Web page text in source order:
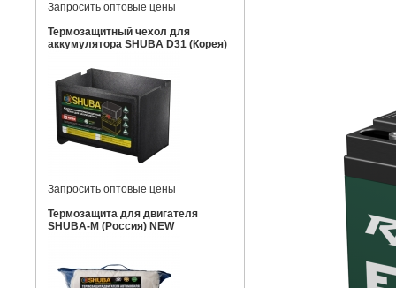
Запросить оптовые цены
Термозащитный чехол для
аккумулятора SHUBA D31 (Корея)
Запросить оптовые цены
Термозащита для двигателя
SHUBA-M (Россия) NEW